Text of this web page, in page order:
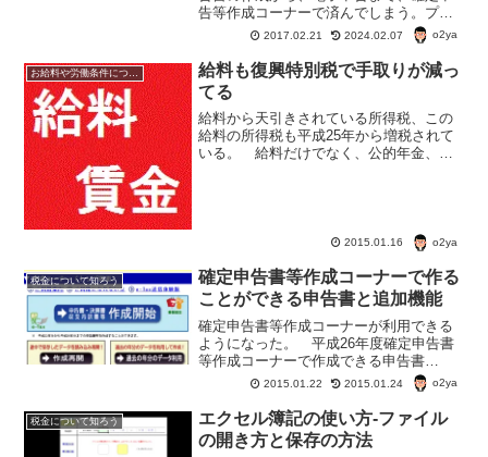
告等作成コーナーで済んでしまう。プリ
ントアウトして、郵送・税務署に持参な
ど書面で提出することもできる。過去分
のデーターを読み込んで利用することも
できる。どんどん使おう。
2017.02.21 2024.02.07 o2ya
給料も復興特別税で手取りが減っ
てる
給料から天引きされている所得税、この
給料の所得税も平成25年から増税されて
いる。 給料だけでなく、公的年金、退
2015.01.16 o2ya
税金について知ろう
確定申告書等作成コーナーで作る
ことができる申告書と追加機能
確定申告書等作成コーナーが利用できる
ようになった。 平成26年度確定申告書
等作成コーナーで作成できる申告書
は？ 25年度分と比べてどのような機能
が追加されているかを知っておこう。
昨年までは確定申告書等作成コーナーで
は山林所得の確定申告書は...
2015.01.22 2015.01.24 o2ya
税金について知ろう
エクセル簿記の使い方-ファイル
の開き方と保存の方法